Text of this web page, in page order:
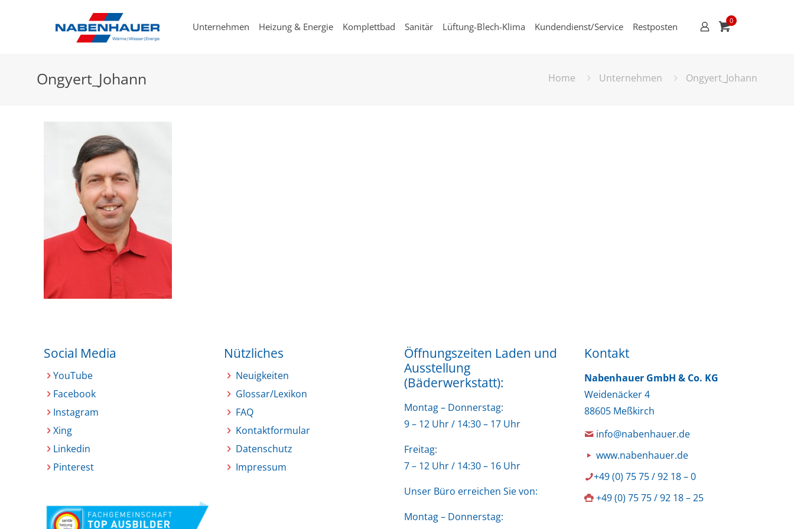
Unternehmen Heizung & Energie Komplettbad Sanitär Lüftung-Blech-Klima Kundendienst/Service Restposten
0
Ongyert_Johann Home Unternehmen Ongyert_Johann
Social Media
YouTube
Facebook
Instagram
Xing
Linkedin
Pinterest
Nützliches
Neuigkeiten
Glossar/Lexikon
FAQ
Kontaktformular
Datenschutz
Impressum
Öffnungszeiten Laden und
Ausstellung
(Bäderwerkstatt):
Montag – Donnerstag:
9 – 12 Uhr / 14:30 – 17 Uhr
Freitag:
7 – 12 Uhr / 14:30 – 16 Uhr
Unser Büro erreichen Sie von:
Montag – Donnerstag:
Kontakt
Nabenhauer GmbH & Co. KG
Weidenäcker 4
88605 Meßkirch
info@nabenhauer.de
www.nabenhauer.de
+49 (0) 75 75 / 92 18 – 0
+49 (0) 75 75 / 92 18 – 25